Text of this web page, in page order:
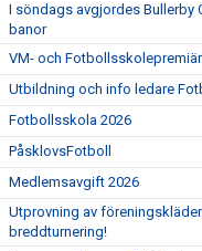
I söndags avgjordes Bullerby
banor
VM- och
Utbildning och info ledare
Fotbollsskola 2026
PåsklovsFotboll
Medlemsavgift 2026
Utprovning av
breddturnering!